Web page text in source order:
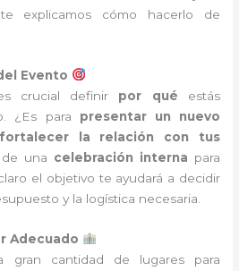
explicamos cómo hacerlo de
Evento
crucial definir por qué estás
¿Es para presentar un nuevo
fortalecer la relación con tus
una celebración interna para
el objetivo te ayudará a decidir
y la logística necesaria.
Adecuado
gran cantidad de lugares para